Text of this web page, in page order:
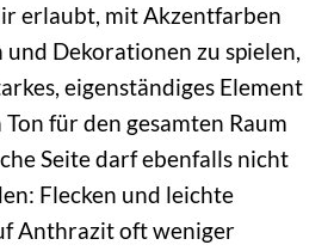
erlaubt, mit Akzentfarben
und Dekorationen zu spielen,
eigenständiges Element
für den gesamten Raum
Seite darf ebenfalls nicht
Flecken und leichte
Anthrazit oft weniger